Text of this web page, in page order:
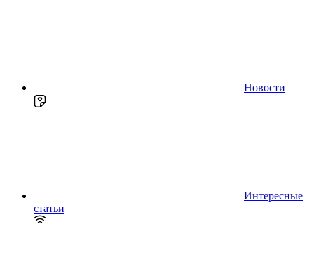
Новости
Интересные
статьи